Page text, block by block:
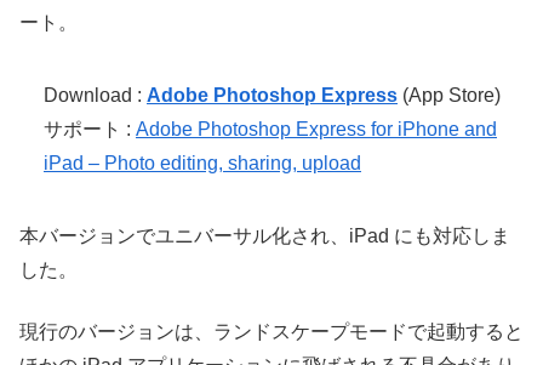
ート。
Download : Adobe Photoshop Express (App Store)
サポート : Adobe Photoshop Express for iPhone and
iPad – Photo editing, sharing, upload
本バージョンでユニバーサル化され、iPad にも対応しま
した。
現行のバージョンは、ランドスケープモードで起動すると